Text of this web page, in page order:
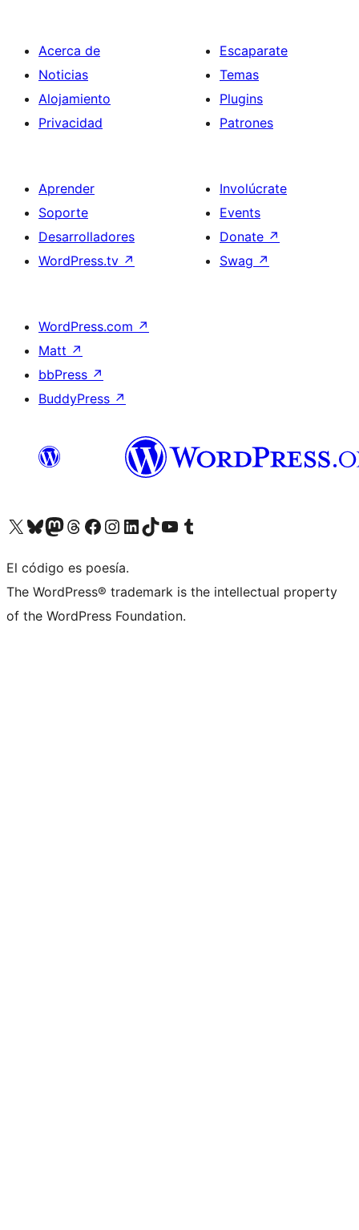
Acerca de
Noticias
Alojamiento
Privacidad
Escaparate
Temas
Plugins
Patrones
Aprender
Soporte
Desarrolladores
WordPress.tv ↗
Involúcrate
Events
Donate ↗
Swag ↗
WordPress.com ↗
Matt ↗
bbPress ↗
BuddyPress ↗
Visit our X (formerly Twitter) account
Visit our Bluesky account
Visit our Mastodon account
Visit our Threads account
Visita nuestra página de Facebook
Visita nuestra cuenta de Instagram
Visita nuestra cuenta de LinkedIn
Visit our TikTok account
Visita nuestro canal de YouTube
Visit our Tumblr account
El código es poesía.
The WordPress® trademark is the intellectual property
of the WordPress Foundation.